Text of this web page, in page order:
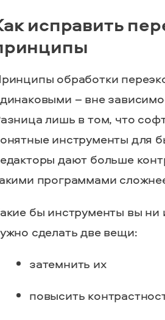
исправить
обработки
– вне
лишь в том, что
инструменты для
дают больше
программами
бы инструменты вы ни
сделать две вещи:
затемнить их
повысить